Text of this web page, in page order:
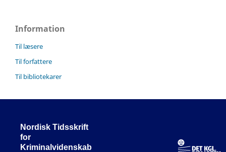
Information
Til læsere
Til forfattere
Til bibliotekarer
Nordisk Tidsskrift
for
Kriminalvidenskab